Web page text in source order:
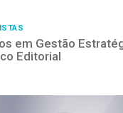
em Gestão
Editorial